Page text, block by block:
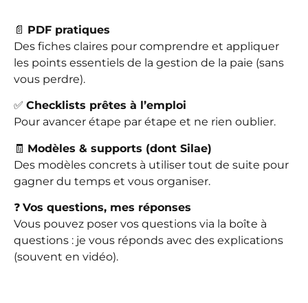
📄 PDF pratiques
Des fiches claires pour comprendre et appliquer
les points essentiels de la gestion de la paie (sans
vous perdre).
✅ Checklists prêtes à l’emploi
Pour avancer étape par étape et ne rien oublier.
🧾 Modèles & supports (dont Silae)
Des modèles concrets à utiliser tout de suite pour
gagner du temps et vous organiser.
❓ Vos questions, mes réponses
Vous pouvez poser vos questions via la boîte à
questions : je vous réponds avec des explications
(souvent en vidéo).